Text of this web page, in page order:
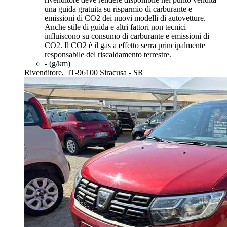
una guida gratuita su risparmio di carburante e
emissioni di CO2 dei nuovi modelli di autovetture.
Anche stile di guida e altri fattori non tecnici
influiscono su consumo di carburante e emissioni di
CO2. Il CO2 è il gas a effetto serra principalmente
responsabile del riscaldamento terrestre.
- (g/km)
Rivenditore, IT-96100 Siracusa - SR